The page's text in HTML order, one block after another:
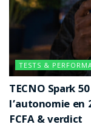
TESTS &
TECNO Spark
l’autonomie en
FCFA & verdict